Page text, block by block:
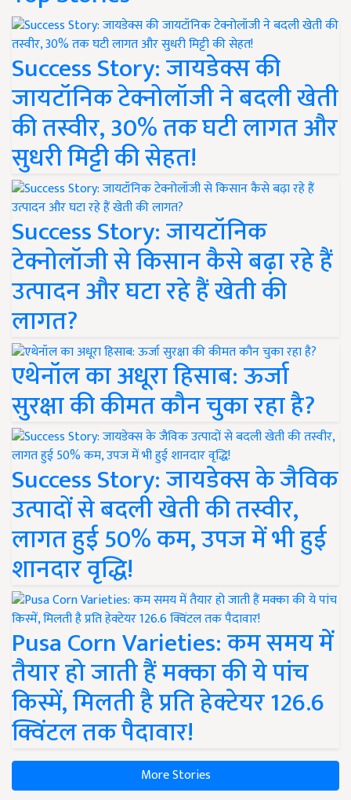
Success Story: जायडेक्स की
जायटॉनिक टेक्नोलॉजी ने बदली खेती
की तस्वीर, 30% तक घटी लागत और
सुधरी मिट्टी की सेहत!
Success Story: जायटॉनिक
टेक्नोलॉजी से किसान कैसे बढ़ा रहे हैं
उत्पादन और घटा रहे हैं खेती की
लागत?
एथेनॉल का अधूरा हिसाब: ऊर्जा
सुरक्षा की कीमत कौन चुका रहा है?
Success Story: जायडेक्स के जैविक
उत्पादों से बदली खेती की तस्वीर,
लागत हुई 50% कम, उपज में भी हुई
शानदार वृद्धि!
Pusa Corn Varieties: कम समय में
तैयार हो जाती हैं मक्का की ये पांच
किस्में, मिलती है प्रति हेक्टेयर 126.6
क्विंटल तक पैदावार!
More Stories